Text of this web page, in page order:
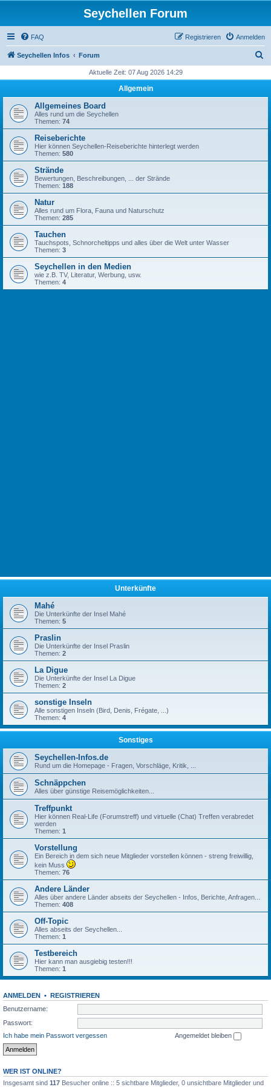
Seychellen Forum
FAQ Anmelden
Registrieren
Seychellen Infos Forum
h
Aktuelle Zeit: 07 Aug 2026 14:29
Allgemein
Allgemeines Board
Alles rund um die Seychellen
Themen: 74
Reiseberichte
Hier können Seychellen-Reiseberichte hinterlegt werden
Themen: 580
Strände
Bewertungen, Beschreibungen, ... der Strände
Themen: 188
Natur
Alles rund um Flora, Fauna und Naturschutz
Themen: 285
Tauchen
Tauchspots, Schnorcheltipps und alles über die Welt unter Wasser
Themen: 3
Seychellen in den Medien
wie z.B. TV, Literatur, Werbung, usw.
Themen: 4
Unterkünfte
Mahé
Die Unterkünfte der Insel Mahé
Themen: 5
Praslin
Die Unterkünfte der Insel Praslin
Themen: 2
La Digue
Die Unterkünfte der Insel La Digue
Themen: 2
sonstige Inseln
Alle sonstigen Inseln (Bird, Denis, Frégate, ...)
Themen: 4
Sonstiges
Seychellen-Infos.de
Rund um die Homepage - Fragen, Vorschläge, Kritik, ...
Schnäppchen
Alles über günstige Reisemöglichkeiten...
Treffpunkt
Hier können Real-Life (Forumstreff) und virtuelle (Chat) Treffen verabredet
werden
Themen: 1
Vorstellung
Ein Bereich in dem sich neue Mitglieder vorstellen können - streng freiwillig,
kein Muss
Themen: 76
Andere Länder
Alles über andere Länder abseits der Seychellen - Infos, Berichte, Anfragen...
Themen: 408
Off-Topic
Alles abseits der Seychellen...
Themen: 1
Testbereich
Hier kann man ausgiebig testen!!!
Themen: 1
ANMELDEN • REGISTRIEREN
Benutzername:
Passwort:
Ich habe mein Passwort vergessen
Angemeldet bleiben
WER IST ONLINE?
Insgesamt sind 117 Besucher online :: 5 sichtbare Mitglieder, 0 unsichtbare Mitglieder und